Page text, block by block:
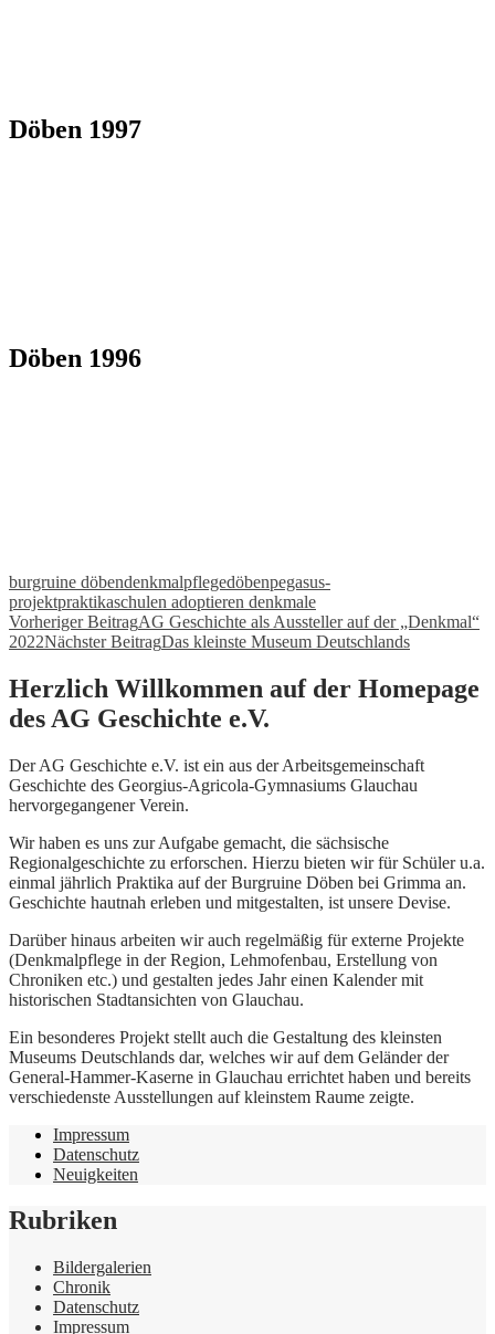
Döben 1997
Döben 1996
burgruine döbendenkmalpflegedöbenpegasus-
projektpraktikaschulen adoptieren denkmale
Beitragsnavigation
Vorheriger BeitragAG Geschichte als Aussteller auf der „Denkmal“
2022Nächster BeitragDas kleinste Museum Deutschlands
Herzlich Willkommen auf der Homepage
des AG Geschichte e.V.
Der AG Geschichte e.V. ist ein aus der Arbeitsgemeinschaft
Geschichte des Georgius-Agricola-Gymnasiums Glauchau
hervorgegangener Verein.
Wir haben es uns zur Aufgabe gemacht, die sächsische
Regionalgeschichte zu erforschen. Hierzu bieten wir für Schüler u.a.
einmal jährlich Praktika auf der Burgruine Döben bei Grimma an.
Geschichte hautnah erleben und mitgestalten, ist unsere Devise.
Darüber hinaus arbeiten wir auch regelmäßig für externe Projekte
(Denkmalpflege in der Region, Lehmofenbau, Erstellung von
Chroniken etc.) und gestalten jedes Jahr einen Kalender mit
historischen Stadtansichten von Glauchau.
Ein besonderes Projekt stellt auch die Gestaltung des kleinsten
Museums Deutschlands dar, welches wir auf dem Geländer der
General-Hammer-Kaserne in Glauchau errichtet haben und bereits
verschiedenste Ausstellungen auf kleinstem Raume zeigte.
Impressum
Datenschutz
Neuigkeiten
Rubriken
Bildergalerien
Chronik
Datenschutz
Impressum